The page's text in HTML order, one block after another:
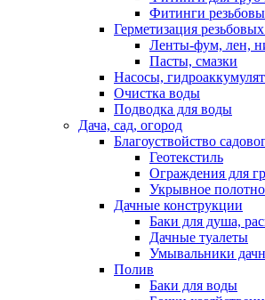
Фитинги
Герметизация
Ленты-фум, лен,
Пасты, смазки
Насосы,
Очистка воды
Подводка для воды
Дача, сад, огород
Благоуствойство
Геотекстиль
Ограждения для
Укрывное полотно
Дачные конструкции
Баки для душа,
Дачные туалеты
Умывальники
Полив
Баки для воды